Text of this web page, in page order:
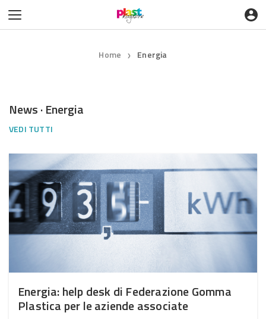
Home ❯ Energia
News · Energia
VEDI TUTTI
Energia: help desk di Federazione Gomma
Plastica per le aziende associate